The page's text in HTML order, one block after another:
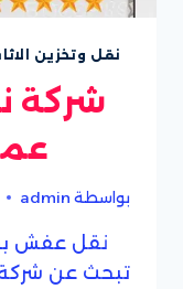
نقل وتخزين
شركة
بواسطة admin
نقل عفش
تبحث عن